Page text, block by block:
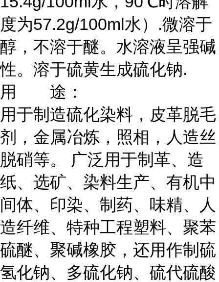
度为57.2g/100ml水）.微溶于
醇，不溶于醚。水溶液呈强碱
性。溶于硫黄生成硫化钠.
用 途：
用于制造硫化染料，皮革脱毛
剂，金属冶炼，照相，人造丝
脱硝等。 广泛用于制革、造
纸、选矿、染料生产、有机中
间体、印染、制药、味精、人
造纤维、特种工程塑料、聚苯
硫醚、聚碱橡胶，还用作制硫
氢化钠、多硫化钠、硫代硫酸